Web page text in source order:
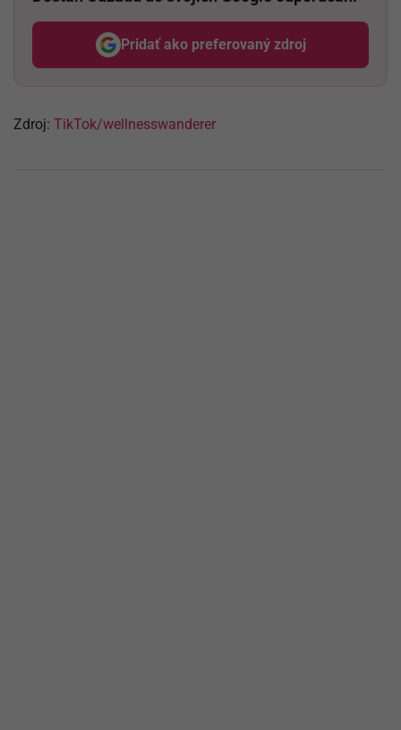
Pridať ako preferovaný zdroj
Odzadu, odkaz sa otvorí v
Zdroj: TikTok/wellnesswanderer